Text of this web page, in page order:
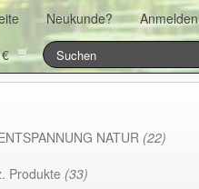
Neukunde?
Anmelden
€
NATUR (22)
Produkte (33)